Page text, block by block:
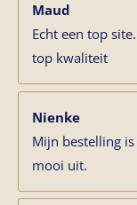
Maud
Echt een top
top kwaliteit
Nienke
Mijn bestelling
mooi uit.